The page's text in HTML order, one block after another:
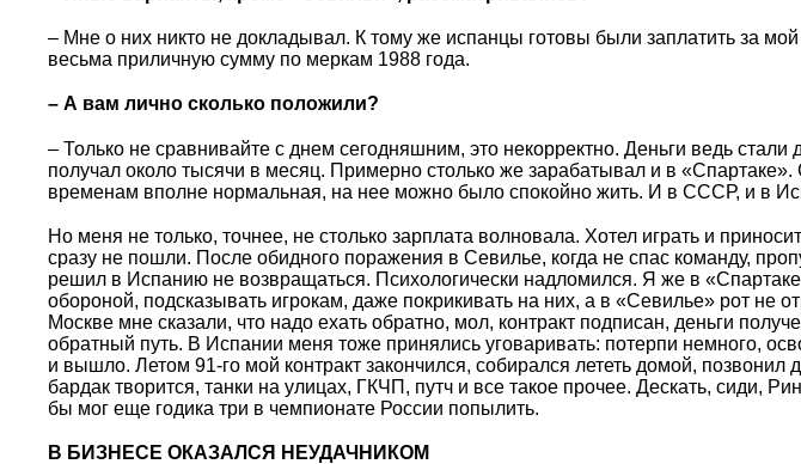
– Мне о них никто не докладывал. К тому же испанцы готовы были заплатить за
весьма приличную сумму по меркам 1988 года.
– А вам лично сколько положили?
– Только не сравнивайте с днем сегодняшним, это некорректно. Деньги ведь стали
получал около тысячи в месяц. Примерно столько же зарабатывал и в
временам вполне нормальная, на нее можно было спокойно жить. И в СССР, и в
Но меня не только, точнее, не столько зарплата волновала. Хотел играть и
сразу не пошли. После обидного поражения в Севилье, когда не спас команду,
решил в Испанию не возвращаться. Психологически надломился. Я же в
обороной, подсказывать игрокам, даже покрикивать на них, а в «Севилье» рот не
Москве мне сказали, что надо ехать обратно, мол, контракт подписан, деньги
обратный путь. В Испании меня тоже принялись уговаривать: потерпи немного,
и вышло. Летом 91-го мой контракт закончился, собирался лететь домой, позвонил
бардак творится, танки на улицах, ГКЧП, путч и все такое прочее. Дескать, сиди,
бы мог еще годика три в чемпионате России попылить.
В БИЗНЕСЕ ОКАЗАЛСЯ НЕУДАЧНИКОМ